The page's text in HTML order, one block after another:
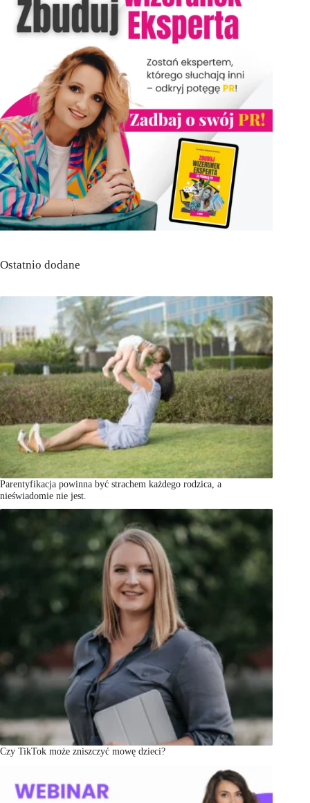
Ostatnio dodane
Parentyfikacja powinna być strachem każdego rodzica, a
nieświadomie nie jest.
Czy TikTok może zniszczyć mowę dzieci?